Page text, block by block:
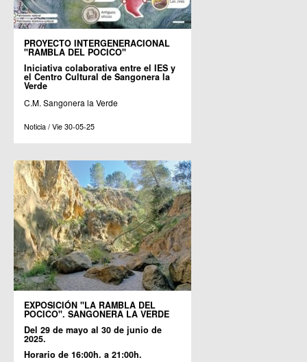
PROYECTO INTERGENERACIONAL
"RAMBLA DEL POCICO"
Iniciativa colaborativa entre el IES y
el Centro Cultural de Sangonera la
Verde
C.M. Sangonera la Verde
Noticia / Vie 30-05-25
EXPOSICIÓN "LA RAMBLA DEL
POCICO". SANGONERA LA VERDE
Del 29 de mayo al 30 de junio de
2025.
Horario de 16:00h. a 21:00h.